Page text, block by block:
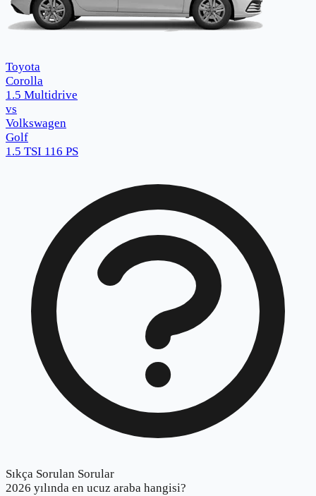
Toyota
Corolla
1.5 Multidrive
vs
Volkswagen
Golf
1.5 TSI 116 PS
Sıkça Sorulan Sorular
2026 yılında en ucuz araba hangisi?